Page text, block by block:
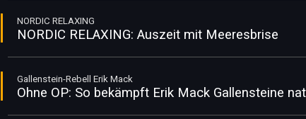
NORDIC RELAXING
NORDIC RELAXING: Auszeit mit Meeresbrise
Gallenstein-Rebell Erik Mack
Ohne OP: So bekämpft Erik Mack Gallensteine